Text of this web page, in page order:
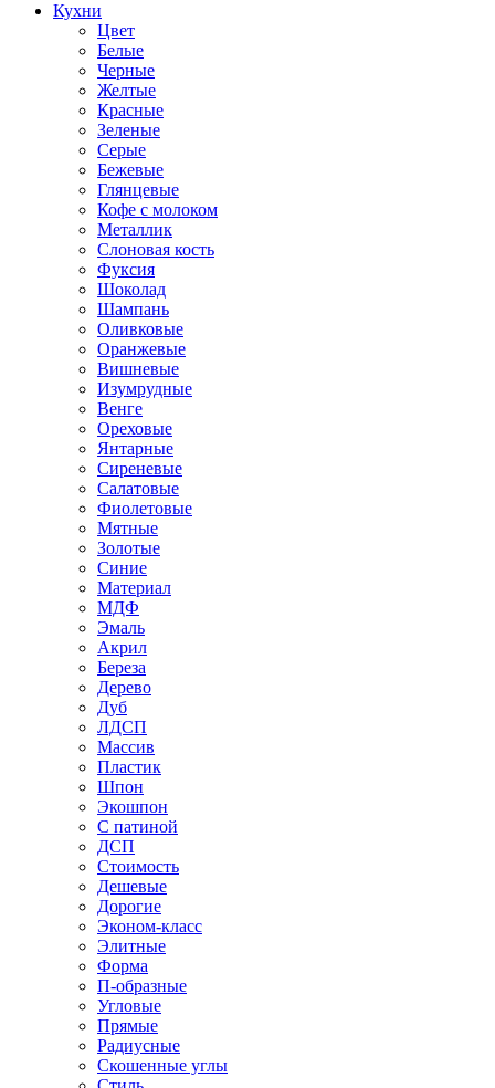
Кухни
Цвет
Белые
Черные
Желтые
Красные
Зеленые
Серые
Бежевые
Глянцевые
Кофе с молоком
Металлик
Слоновая кость
Фуксия
Шоколад
Шампань
Оливковые
Оранжевые
Вишневые
Изумрудные
Венге
Ореховые
Янтарные
Сиреневые
Салатовые
Фиолетовые
Мятные
Золотые
Синие
Материал
МДФ
Эмаль
Акрил
Береза
Дерево
Дуб
ЛДСП
Массив
Пластик
Шпон
Экошпон
С патиной
ДСП
Стоимость
Дешевые
Дорогие
Эконом-класс
Элитные
Форма
П-образные
Угловые
Прямые
Радиусные
Скошенные углы